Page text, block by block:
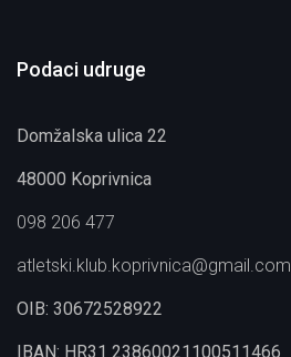
Podaci udruge
Domžalska ulica 22
48000 Koprivnica
098 206 477
atletski.klub.koprivnica@gmail.com
OIB: 30672528922
IBAN: HR31 23860021100511466